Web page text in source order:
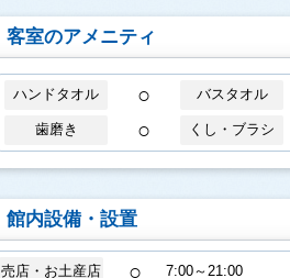
客室のアメニティ
ハンドタオル ○ バスタオル
歯磨き ○ くし・ブラシ
館内設備・設置
売店・お土産店 ○ 7:00～21:00